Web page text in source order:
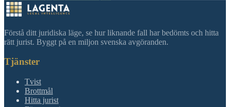
Förstå ditt juridiska läge, se hur liknande fall har bedömts och hitta
rätt jurist. Byggt på en miljon svenska avgöranden.
Tjänster
Tvist
Brottmål
Hitta jurist